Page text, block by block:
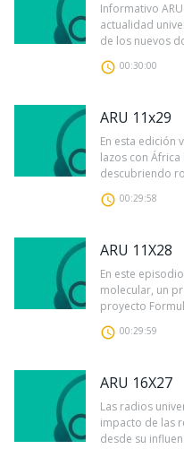
Informativo
actualidad
de los nuevos
00:30:00
ARU 11x29
En esta edición
lazos con
descubriendo
00:29:58
ARU 11X28
En este
molecular, un
proyecto
00:29:59
ARU 16X27
Las radios
impacto de las
desde su